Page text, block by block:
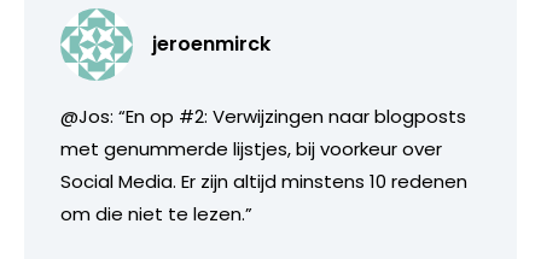
jeroenmirck
@Jos: “En op #2: Verwijzingen naar blogposts
met genummerde lijstjes, bij voorkeur over
Social Media. Er zijn altijd minstens 10 redenen
om die niet te lezen.”